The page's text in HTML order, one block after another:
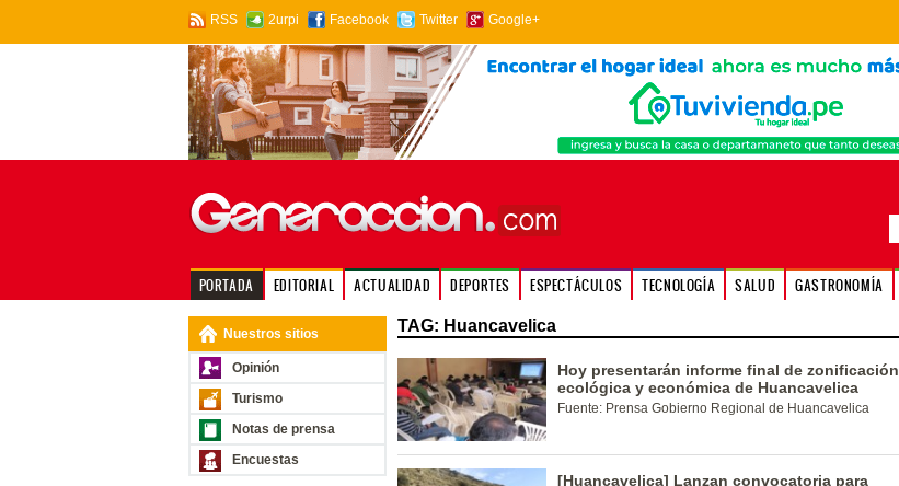
RSS 2urpi Facebook Twitter Google+
PORTADA EDITORIAL ACTUALIDAD DEPORTES ESPECTÁCULOS TECNOLOGÍA SALUD GASTRONOMÍA
Nuestros sitios
Opinión
Turismo
Notas de prensa
Encuestas
TAG: Huancavelica
Hoy presentarán informe final de zonificación
ecológica y económica de Huancavelica
Fuente: Prensa Gobierno Regional de Huancavelica
[Huancavelica] Lanzan convocatoria para